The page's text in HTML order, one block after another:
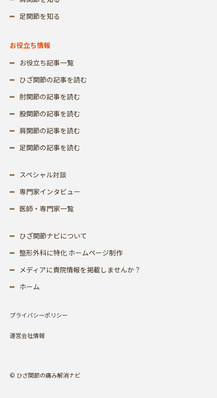
足関節を知る
お役立ち情報
お役立ち記事一覧
ひざ関節の記事を読む
肘関節の記事を読む
股関節の記事を読む
肩関節の記事を読む
足関節の記事を読む
スペシャル対談
専門家インタビュー
医師・専門家一覧
ひざ関節ナビについて
整形外科に特化 ホームページ制作
メディアに貴院情報を掲載しませんか？
ホーム
プライバシーポリシー
運営会社情報
© ひざ関節の痛み解消ナビ